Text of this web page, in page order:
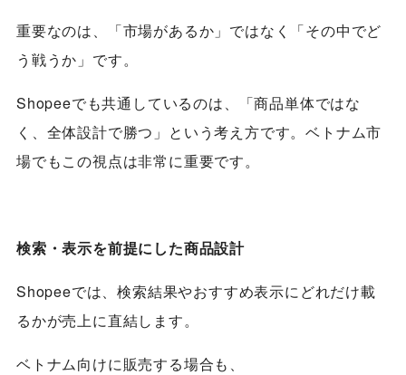
重要なのは、
「市場があるか」ではなく「その中でど
う戦うか」 です。
Shopeeでも共通しているのは、「商品単体ではな
く、全体設計で勝つ」という考え方です。ベトナム市
場でもこの視点は非常に重要です。
検索・表示を前提にした商品設計
Shopeeでは、検索結果やおすすめ表示にどれだけ載
るかが売上に直結します。
ベトナム向けに販売する場合も、